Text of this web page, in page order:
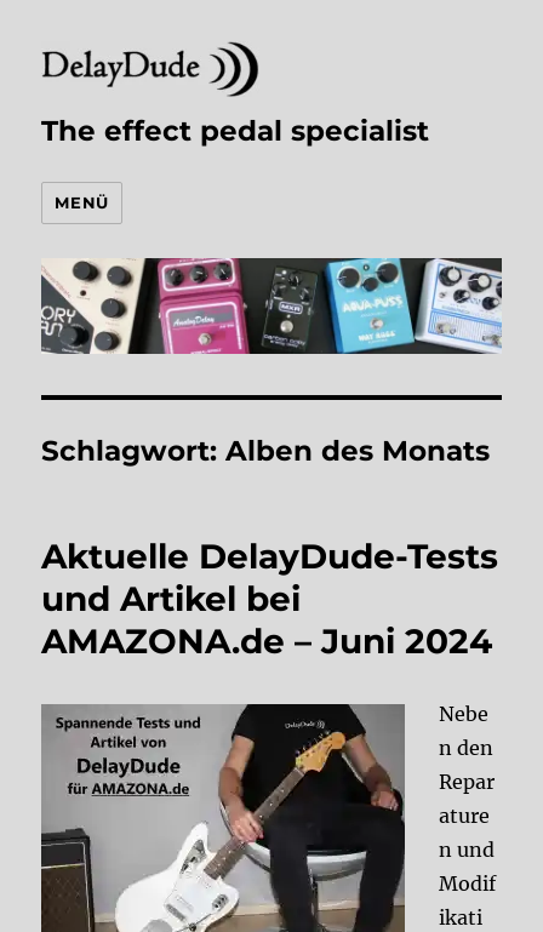
The effect pedal specialist
MENÜ
Schlagwort:Alben des Monats
Aktuelle DelayDude-Tests
und Artikel bei
AMAZONA.de – Juni 2024
Nebe
n den
Repar
ature
n und
Modif
ikati